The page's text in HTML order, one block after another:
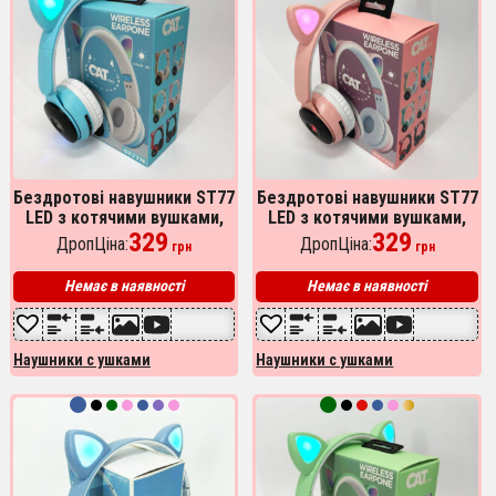
Бездротові навушники ST77
LED з котячими вушками,
що світяться. Колір: синій
ДропЦіна:329 грн
Немає в наявності
Наушники с ушками
Бездротові навушники ST77
LED з котячими вушками,
що світяться. Колір:
рожевий
ДропЦіна:329 грн
Немає в наявності
Наушники с ушками